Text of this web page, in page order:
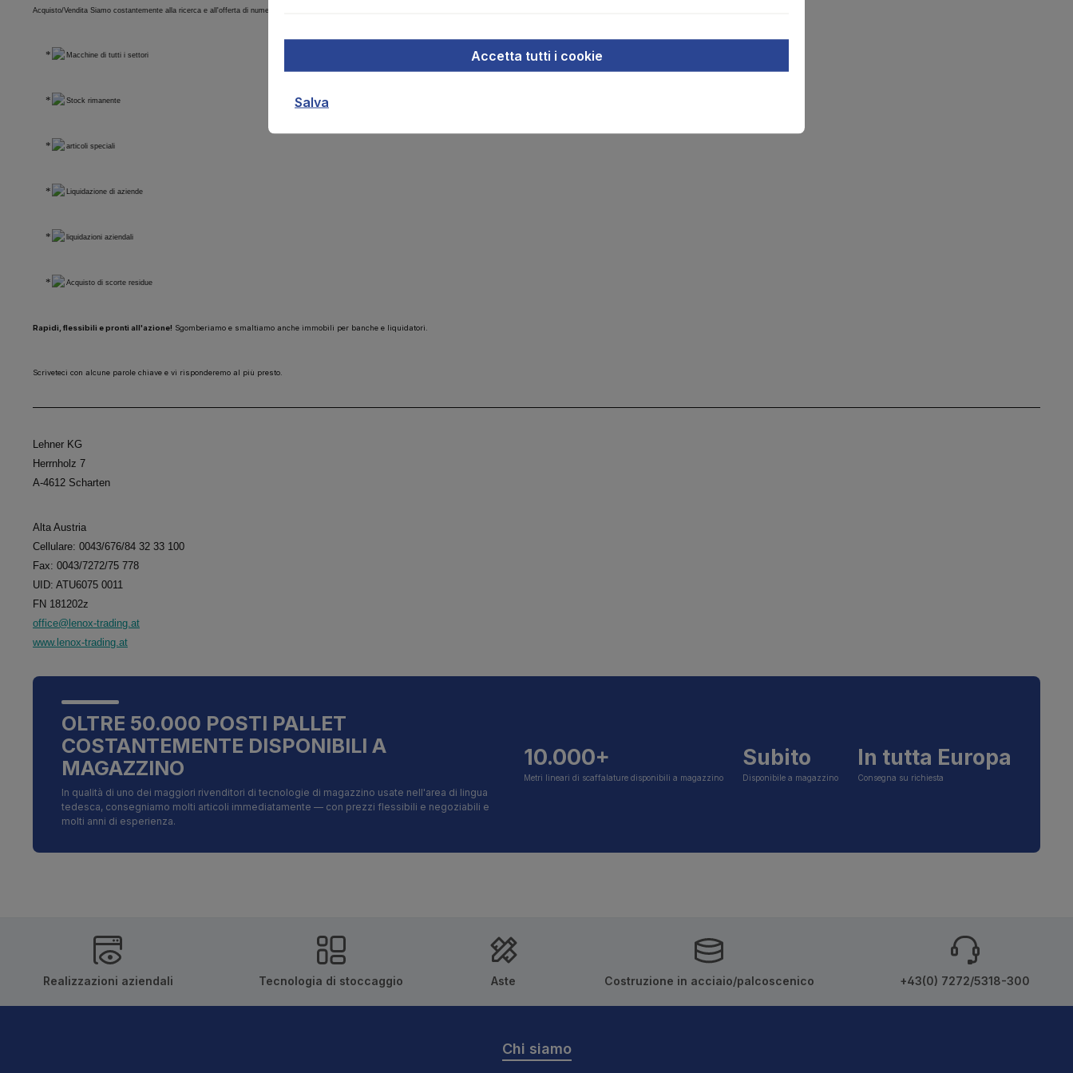
Acquisto/Vendita Siamo costantemente alla ricerca e all'offerta di numerosi articoli provenienti da una vasta gamma di settori
Macchine di tutti i settori
Stock rimanente
articoli speciali
Liquidazione di aziende
liquidazioni aziendali
Acquisto di scorte residue
Rapidi, flessibili e pronti all'azione! Sgomberiamo e smaltiamo anche immobili per banche e liquidatori.
Scriveteci con alcune parole chiave e vi risponderemo al più presto.
Lehner KG
Herrnholz 7
A-4612 Scharten
Alta Austria
Cellulare: 0043/676/84 32 33 100
Fax: 0043/7272/75 778
UID: ATU6075 0011
FN 181202z
office@lenox-trading.at
www.lenox-trading.at
OLTRE 50.000 POSTI PALLET
COSTANTEMENTE DISPONIBILI A
MAGAZZINO
In qualità di uno dei maggiori rivenditori di tecnologie di magazzino usate nell'area di lingua
tedesca, consegniamo molti articoli immediatamente — con prezzi flessibili e negoziabili e
molti anni di esperienza.
10.000+
Metri lineari di scaffalature disponibili a magazzino
Subito
Disponibile a magazzino
In tutta Europa
Consegna su richiesta
Realizzazioni aziendali Tecnologia di stoccaggio Aste Costruzione in acciaio/palcoscenico +43(0) 7272/5318-300
Chi siamo
Accetta tutti i cookie
Salva